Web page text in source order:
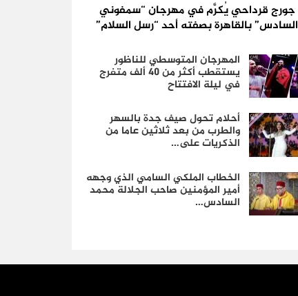
جورج قرداحي يُكرَّم في مهرجان “سمفوني
السادس” بالقاهرة بصفته أحد “رسل السلام”
المهرجان المتوسطي للناظور
يستقطب أكثر من 40 ألف متفرج
في ليلة الافتتاح
أحلام تحول صيف جدة بالسهر
والطرب من بعد ثلاثين عاما من
الذكريات على…
الخطاب الملكي السامي الذي وجهه
أمير المؤمنين صاحب الجلالة محمد
السادس…